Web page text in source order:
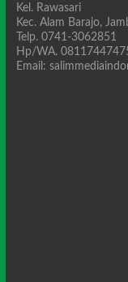
Kel. Rawasari
Kec. Alam Barajo,
Telp. 0741-3062851
Hp/WA.
Email: